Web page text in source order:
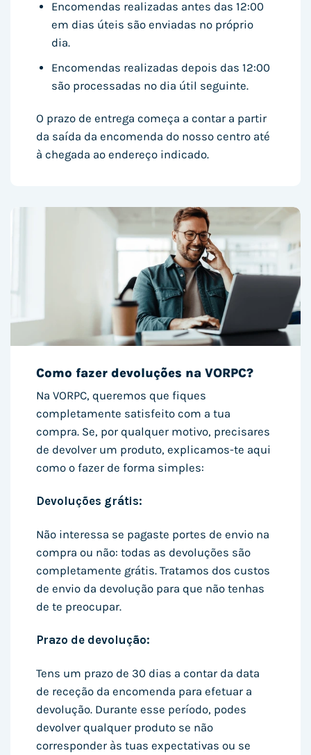
Encomendas realizadas antes das 12:00
em dias úteis são enviadas no próprio
dia.
Encomendas realizadas depois das 12:00
são processadas no dia útil seguinte.
O prazo de entrega começa a contar a partir
da saída da encomenda do nosso centro até
à chegada ao endereço indicado.
Como fazer devoluções na VORPC?
Na VORPC, queremos que fiques
completamente satisfeito com a tua
compra. Se, por qualquer motivo, precisares
de devolver um produto, explicamos-te aqui
como o fazer de forma simples:
Devoluções grátis:
Não interessa se pagaste portes de envio na
compra ou não: todas as devoluções são
completamente grátis. Tratamos dos custos
de envio da devolução para que não tenhas
de te preocupar.
Prazo de devolução:
Tens um prazo de 30 dias a contar da data
de receção da encomenda para efetuar a
devolução. Durante esse período, podes
devolver qualquer produto se não
corresponder às tuas expectativas ou se